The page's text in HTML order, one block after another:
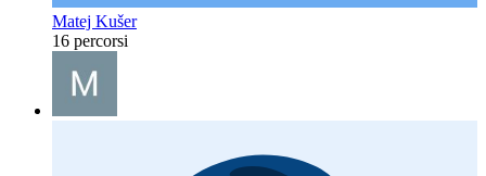
Matej Kušer
16 percorsi